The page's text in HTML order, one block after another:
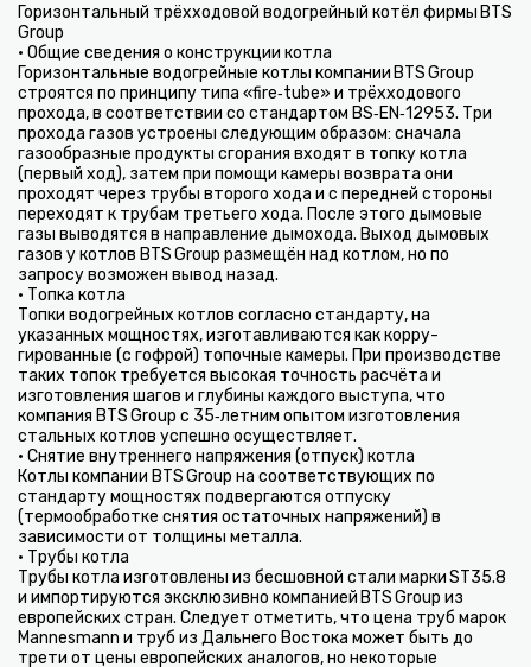
Горизонтальный трёхходовой водогрейный котёл фирмы BTS
Group
• Общие сведения о конструкции котла
Горизонтальные водогрейные котлы компании BTS Group
строятся по принципу типа «fire‑tube» и трёхходового
прохода, в соответствии со стандартом BS‑EN‑12953. Три
прохода газов устроены следующим образом: сначала
газообразные продукты сгорания входят в топку котла
(первый ход), затем при помощи камеры возврата они
проходят через трубы второго хода и с передней стороны
переходят к трубам третьего хода. После этого дымовые
газы выводятся в направление дымохода. Выход дымовых
газов у котлов BTS Group размещён над котлом, но по
запросу возможен вывод назад.
• Топка котла
Топки водогрейных котлов согласно стандарту, на
указанных мощностях, изготавливаются как корру­
гированные (с гофрой) топочные камеры. При производстве
таких топок требуется высокая точность расчёта и
изготовления шагов и глубины каждого выступа, что
компания BTS Group с 35‑летним опытом изготовления
стальных котлов успешно осуществляет.
• Снятие внутреннего напряжения (отпуск) котла
Котлы компании BTS Group на соответствующих по
стандарту мощностях подвергаются отпуску
(термообработке снятия остаточных напряжений) в
зависимости от толщины металла.
• Трубы котла
Трубы котла изготовлены из бесшовной стали марки ST35.8
и импортируются эксклюзивно компанией BTS Group из
европейских стран. Следует отметить, что цена труб марок
Mannesmann и труб из Дальнего Востока может быть до
трети от цены европейских аналогов, но некоторые